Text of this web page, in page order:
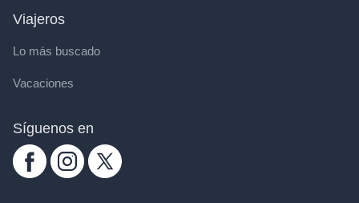
Viajeros
Lo más buscado
Vacaciones
Síguenos en